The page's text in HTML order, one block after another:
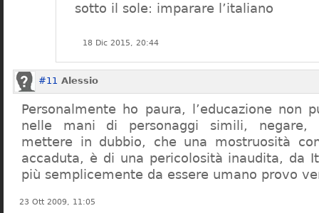
sotto il sole: imparare l’italiano
18 Dic 2015, 20:44
#11 Alessio
Personalmente ho paura, l’educazione non
nelle mani di personaggi simili, negare,
mettere in dubbio, che una mostruosità
accaduta, è di una pericolosità inaudita, da
più semplicemente da essere umano provo
23 Ott 2009, 11:05